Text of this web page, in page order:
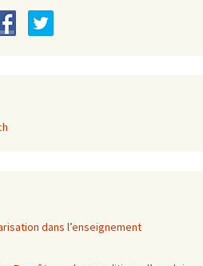
dans l’enseignement